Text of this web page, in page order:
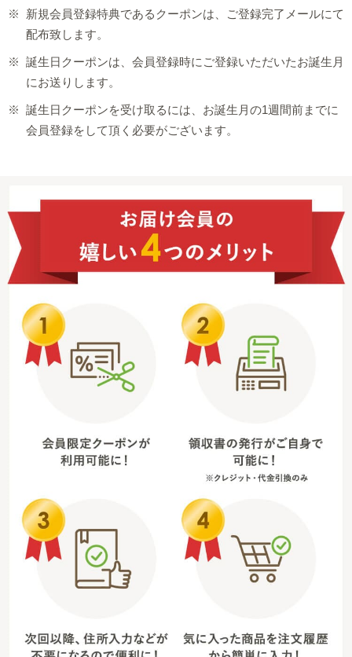
※
新規会員登録特典であるクーポンは、ご登録完了メールにて
配布致します。
※ 誕生日クーポンは、会員登録時にご登録いただいたお誕生月
にお送りします。
※ 誕生日クーポンを受け取るには、お誕生月の1週間前までに
会員登録をして頂く必要がございます。